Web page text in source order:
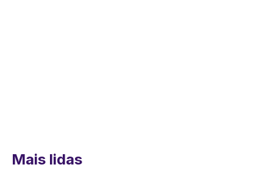
Mais lidas